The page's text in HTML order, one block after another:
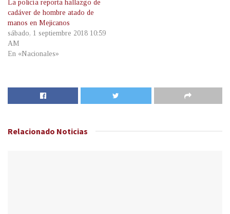
La policía reporta hallazgo de
cadáver de hombre atado de
manos en Mejicanos
sábado, 1 septiembre 2018 10:59
AM
En «Nacionales»
Relacionado Noticias